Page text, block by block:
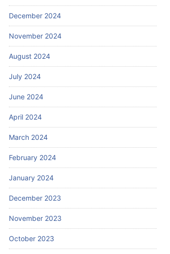
December 2024
November 2024
August 2024
July 2024
June 2024
April 2024
March 2024
February 2024
January 2024
December 2023
November 2023
October 2023